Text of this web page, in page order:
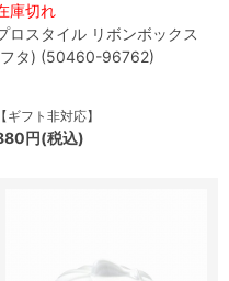
庫切れ
ロスタイル リボンボックス
タ) (50460-96762)
【ギフト非対応】
円(税込)